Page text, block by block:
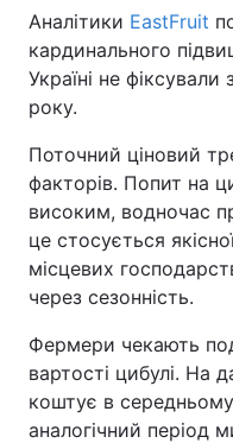
Аналітики EastFruit
кардинального
Україні не
року.
Поточний ціновий
факторів. Попит на
високим, водночас
це стосується
місцевих
через сезонність.
Фермери чекають
вартості цибулі. На
коштує в
аналогічний період